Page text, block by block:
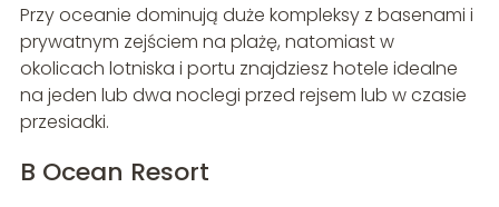
Przy oceanie dominują duże kompleksy z basenami i
prywatnym zejściem na plażę, natomiast w
okolicach lotniska i portu znajdziesz hotele idealne
na jeden lub dwa noclegi przed rejsem lub w czasie
przesiadki.
B Ocean Resort